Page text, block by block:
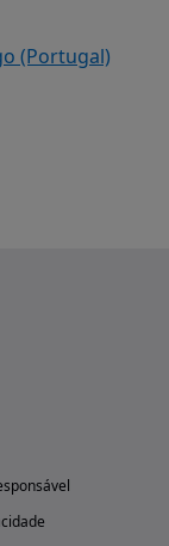
(Portugal)